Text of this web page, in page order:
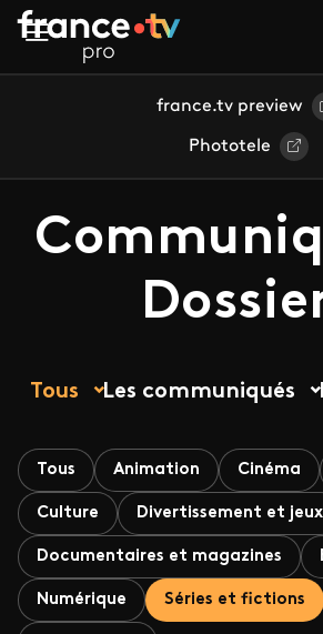
Aller au contenu principal
france.tv preview
Phototele
Tous Les communiqués
Tous Animation Cinéma
Culture Divertissement et jeux
Documentaires et magazines
Numérique Séries et fictions